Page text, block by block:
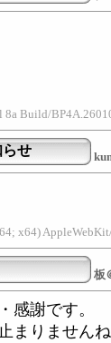
Build/
らせ
x64)
板
感謝です。
まりません